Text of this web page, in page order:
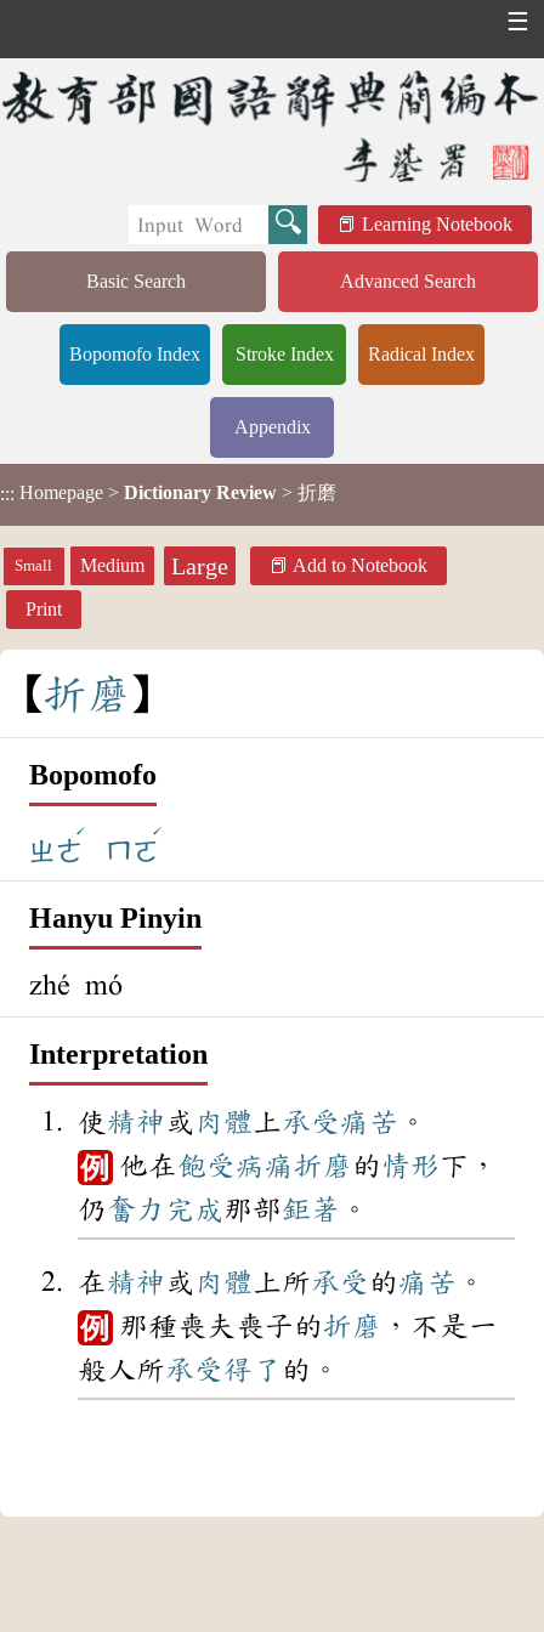
☰
Learning Notebook
Basic Search Advanced Search
Bopomofo Index Stroke Index Radical Index
Appendix
::: Homepage > Dictionary Review > 折磨
Small Medium Large Add to Notebook
Print
折磨
Bopomofo
ㄓㄜ
ˊ
ㄇㄛ
ˊ
Hanyu Pinyin
zhé mó
Interpretation
使 精神 或 肉體 上 承受痛苦 。
例 他在 飽受病痛折磨 的 情形下，
仍奮力 完成 那部鉅著 。
在 精神 或 肉體 上所承受 的痛苦 。
例 那種喪夫喪子的折磨 ，不是一
般人所承受得了 的。